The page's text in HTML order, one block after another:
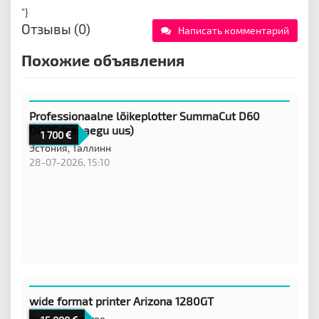
"}
Отзывы (0) Написать комментарий
Похожие объявления
1 700
Professionaalne lõikeplotter SummaCut D60
OPOS (peaaegu uus)
Эстония,Таллинн
28-07-2026, 15:10
wide format printer Arizona 1280GT